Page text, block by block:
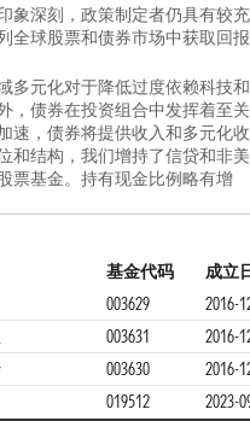
象深刻，政策制定者仍具有较充
全球股票和债券市场中获取回报
多元化对于降低过度依赖科技和
，债券在投资组合中发挥着至关
速，债券将提供收入和多元化收
和结构，我们增持了信贷和非美
票基金。持有现金比例略有增
基金代码
成立
003629
2016-
003631
2016-
003630
2016-
019512 2023-